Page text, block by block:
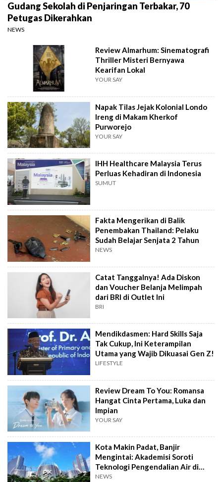
Gudang Sekolah di Penjaringan Terbakar, 70
Petugas Dikerahkan
NEWS
Review Almarhum: Sinematografi
Thriller Misteri Bernyawa
Kearifan Lokal
YOUR SAY
Napak Tilas Jejak Kolonial Londo
Ireng di Makam Kherkof
Purworejo
YOUR SAY
IHH Healthcare Malaysia Terus
Perluas Kehadiran di Indonesia
SUMUT
Fakta Mengerikan di Balik
Penembakan Thailand: Pelaku
Sudah Belajar Senjata 2 Tahun
NEWS
Catat Tanggalnya! Ada Diskon
dan Voucher Belanja Melimpah
dari BRI di Outlet Ini
BRI
Mendikdasmen: Hard Skills Saja
Tak Cukup, Ini Keterampilan
Utama yang Wajib Dikuasai Gen Z!
LIFESTYLE
Review Dream To You: Romansa
Hangat Cinta Pertama, Luka dan
Impian
YOUR SAY
Kota Makin Padat, Banjir
Mengintai: Akademisi Soroti
Teknologi Pengendalian Air di
PIK2
NEWS